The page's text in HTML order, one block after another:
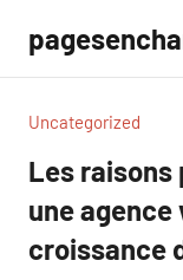
contenu
Uncategorized
Les raisons
une
croissance